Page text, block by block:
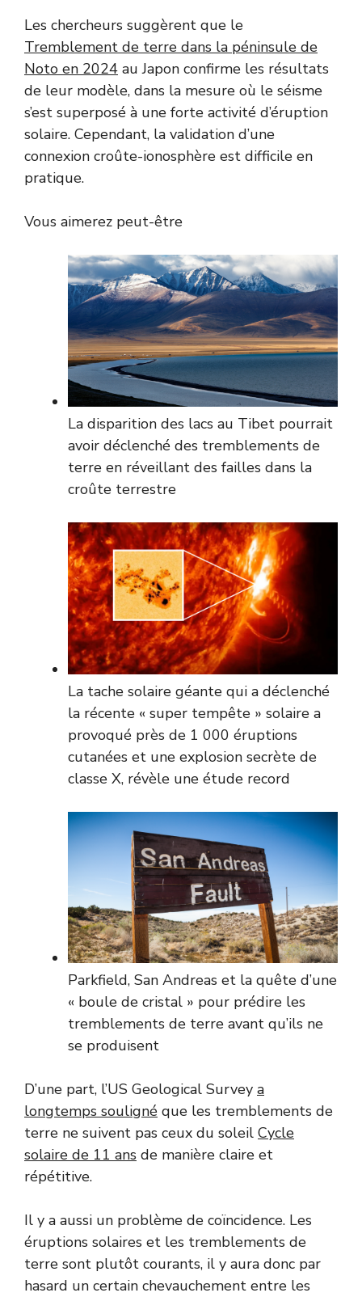
Les chercheurs suggèrent que le
Tremblement de terre dans la péninsule de
Noto en 2024 au Japon confirme les résultats
de leur modèle, dans la mesure où le séisme
s’est superposé à une forte activité d’éruption
solaire. Cependant, la validation d’une
connexion croûte-ionosphère est difficile en
pratique.
Vous aimerez peut-être
La disparition des lacs au Tibet pourrait
avoir déclenché des tremblements de
terre en réveillant des failles dans la
croûte terrestre
La tache solaire géante qui a déclenché
la récente « super tempête » solaire a
provoqué près de 1 000 éruptions
cutanées et une explosion secrète de
classe X, révèle une étude record
Parkfield, San Andreas et la quête d’une
« boule de cristal » pour prédire les
tremblements de terre avant qu’ils ne
se produisent
D’une part, l’US Geological Survey a
longtemps souligné que les tremblements de
terre ne suivent pas ceux du soleil Cycle
solaire de 11 ans de manière claire et
répétitive.
Il y a aussi un problème de coïncidence. Les
éruptions solaires et les tremblements de
terre sont plutôt courants, il y aura donc par
hasard un certain chevauchement entre les